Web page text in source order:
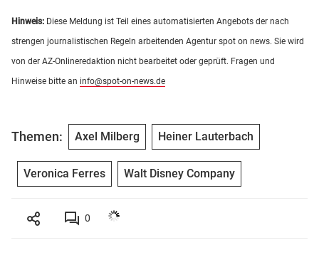
Hinweis: Diese Meldung ist Teil eines automatisierten Angebots der nach
strengen journalistischen Regeln arbeitenden Agentur spot on news. Sie wird
von der AZ-Onlineredaktion nicht bearbeitet oder geprüft. Fragen und
Hinweise bitte an info@spot-on-news.de
Themen: Axel Milberg Heiner Lauterbach
Veronica Ferres Walt Disney Company
0